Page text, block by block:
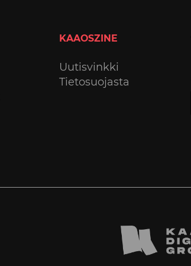
KAAOSZINE
Uutisvinkki
Tietosuojasta